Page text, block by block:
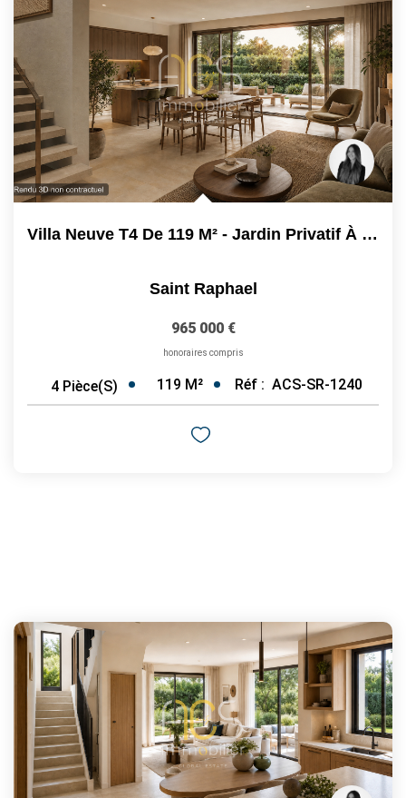
Villa Neuve T4 De 119 M² - Jardin Privatif À Saint-Raphaël...
Saint Raphael
965 000 €
honoraires compris
4 Pièce(s) 119 M² Réf : ACS-SR-1240